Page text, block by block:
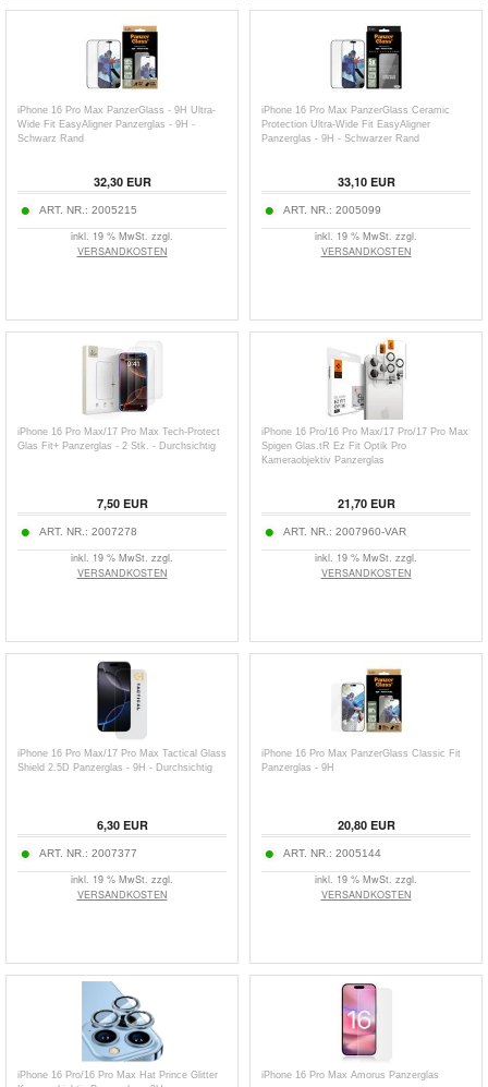
iPhone 16 Pro Max PanzerGlass - 9H Ultra-
Wide Fit EasyAligner Panzerglas - 9H -
Schwarz Rand
32,30EUR
ART. NR.: 2005215
inkl. 19 % MwSt. zzgl.
VERSANDKOSTEN
iPhone 16 Pro Max PanzerGlass Ceramic
Protection Ultra-Wide Fit EasyAligner
Panzerglas - 9H - Schwarzer Rand
33,10EUR
ART. NR.: 2005099
inkl. 19 % MwSt. zzgl.
VERSANDKOSTEN
iPhone 16 Pro Max/17 Pro Max Tech-Protect
Glas Fit+ Panzerglas - 2 Stk. - Durchsichtig
7,50EUR
ART. NR.: 2007278
inkl. 19 % MwSt. zzgl.
VERSANDKOSTEN
iPhone 16 Pro/16 Pro Max/17 Pro/17 Pro Max
Spigen Glas.tR Ez Fit Optik Pro
Kameraobjektiv Panzerglas
21,70EUR
ART. NR.: 2007960-VAR
inkl. 19 % MwSt. zzgl.
VERSANDKOSTEN
iPhone 16 Pro Max/17 Pro Max Tactical Glass
Shield 2.5D Panzerglas - 9H - Durchsichtig
6,30EUR
ART. NR.: 2007377
inkl. 19 % MwSt. zzgl.
VERSANDKOSTEN
iPhone 16 Pro Max PanzerGlass Classic Fit
Panzerglas - 9H
20,80EUR
ART. NR.: 2005144
inkl. 19 % MwSt. zzgl.
VERSANDKOSTEN
iPhone 16 Pro/16 Pro Max Hat Prince Glitter
iPhone 16 Pro Max Amorus Panzerglas